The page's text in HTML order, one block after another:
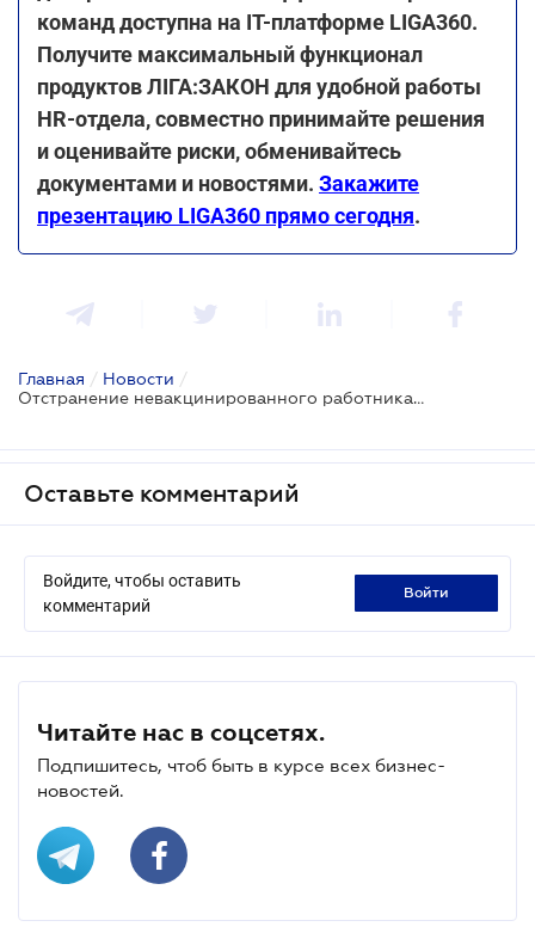
команд доступна на ІТ-платформе LIGA360.
Получите максимальный функционал
продуктов ЛІГА:ЗАКОН для удобной работы
HR-отдела, совместно принимайте решения
и оценивайте риски, обменивайтесь
документами и новостями. Закажите
презентацию LIGA360 прямо сегодня.
Главная / Новости /
Отстранение невакцинированного работника, который заболел в день отстранения: разъяснение Минэкономики
Оставьте комментарий
Войдите, чтобы оставить
комментарий
войти
Читайте нас в соцсетях.
Подпишитесь, чтоб быть в курсе всех бизнес-
новостей.